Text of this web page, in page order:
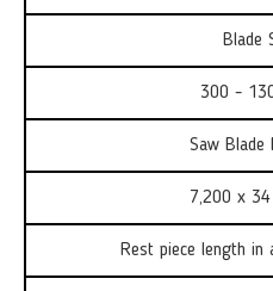
Blade
300 -
Saw Blade
7,200 x
Rest piece length in